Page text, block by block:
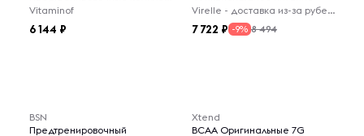
Vitaminof
6 144
Virelle - доставка из-за рубежа
7 722 -9% 8 494
BSN
Предтренировочный
Xtend
BCAA Оригинальные 7G